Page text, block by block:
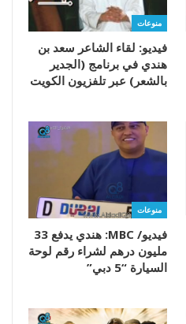
منوعات
فيديو: لقاء الشاعر سعد بن
هندي في برنامج (الجدير
بالشعر) عبر تلفزيون الكويت
منوعات
فيديو/ MBC: هندي يدفع 33
مليون درهم لشراء رقم لوحة
السيارة “5 دبي”